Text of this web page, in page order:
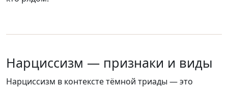
Нарциссизм — признаки и виды
Нарциссизм в контексте тёмной триады — это